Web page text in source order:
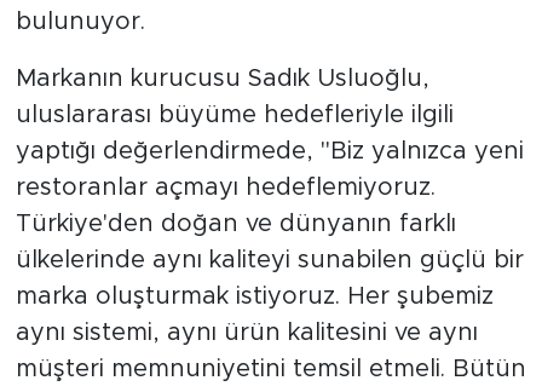
bulunuyor.
Markanın kurucusu Sadık Usluoğlu,
uluslararası büyüme hedefleriyle ilgili
yaptığı değerlendirmede, "Biz yalnızca yeni
restoranlar açmayı hedeflemiyoruz.
Türkiye'den doğan ve dünyanın farklı
ülkelerinde aynı kaliteyi sunabilen güçlü bir
marka oluşturmak istiyoruz. Her şubemiz
aynı sistemi, aynı ürün kalitesini ve aynı
müşteri memnuniyetini temsil etmeli. Bütün